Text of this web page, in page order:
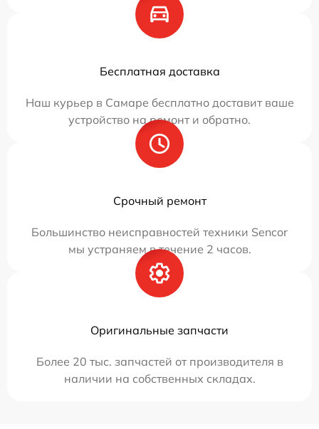
Бесплатная доставка
Наш курьер в Самаре бесплатно доставит ваше
устройство на ремонт и обратно.
Срочный ремонт
Большинство неисправностей техники Sencor
мы устраняем в течение 2 часов.
Оригинальные запчасти
Более 20 тыс. запчастей от производителя в
наличии на собственных складах.